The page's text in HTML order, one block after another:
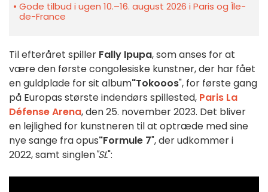
Gode tilbud i ugen 10.–16. august 2026 i Paris og Île-
de-France
Til efteråret spiller Fally Ipupa, som anses for at
være den første congolesiske kunstner, der har fået
en guldplade for sit album"Tokooos", for første gang
på Europas største indendørs spillested, Paris La
Défense Arena, den 25. november 2023. Det bliver
en lejlighed for kunstneren til at optræde med sine
nye sange fra opus"Formule 7", der udkommer i
2022, samt singlen"SL":